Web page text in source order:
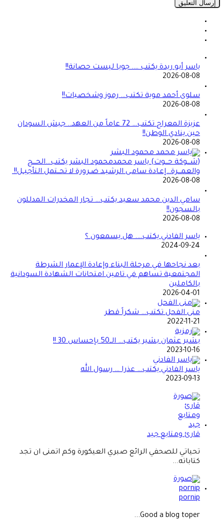
ياسر أبو ريدة يكتب …. جوبا ليست حصانة!!
2026-08-08
سلوى أحمد موية تكتب… رموز وشخصيات!!
2026-08-08
عزيزة المعراج تكتب… 72 عاماً من العهد.. جيش السودان
حين ينادي الوطن!!
2026-08-08
(شـــوكة حـــوت) ياسر محمدمحمود البشر يكتب…الحـــج
والعمـــرة…إعـادة سامـى الرشيـد ضـرورة لا تحــتمل التأجيــل!!
2026-08-08
سامي الدين محمد سعيد يكتب… تجار المخدرات المدللون
بالسجون!!
2026-08-08
ياسر الفادني يكتب…. هل يسمعون ؟
2024-09-24
بعد نجاحها في مرحلة البناء وإعادة الإعمار الشرطة
المجتمعية تساهم في تامين امتحانات الشهادة السودانية
بالكاملين
2026-04-01
منى الفحل تكتب… شكراً قطر
2022-11-21
بشير عثمان بشير يكتب… الــ50 بإحساس 30 !!
2023-10-16
ياسر الفادني يكتب… عذرا … رسول الله
2023-09-13
قارئ ومتابع جيد
تحياتي للصحفي الرائع صبري العيكورة وكم اتمنى ان تجد
كتاباته...
pornip
Good a blog toper...